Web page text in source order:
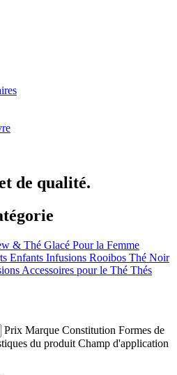
de qualité.
& Thé Glacé Pour la Femme
Enfants Infusions Rooibos Thé Noir
Accessoires pour le Thé Thés
Prix Marque Constitution Formes de
du produit Champ d'application